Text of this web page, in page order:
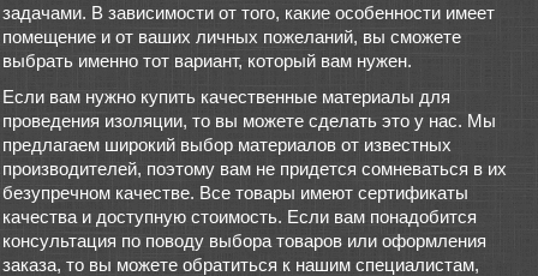
задачами. В зависимости от того, какие особенности имеет
помещение и от ваших личных пожеланий, вы сможете
выбрать именно тот вариант, который вам нужен.
Если вам нужно купить качественные материалы для
проведения изоляции, то вы можете сделать это у нас. Мы
предлагаем широкий выбор материалов от известных
производителей, поэтому вам не придется сомневаться в их
безупречном качестве. Все товары имеют сертификаты
качества и доступную стоимость. Если вам понадобится
консультация по поводу выбора товаров или оформления
заказа, то вы можете обратиться к нашим специалистам,